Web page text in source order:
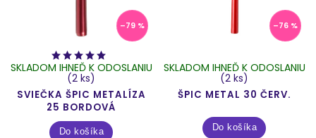
–79 %
SVIEČKA ŠPIC METALÍZA
25 BORDOVÁ
SKLADOM IHNEĎ K ODOSLANIU
(2 ks)
Do košíka
–76 %
ŠPIC METAL 30 ČERV.
SKLADOM IHNEĎ K ODOSLANIU
(2 ks)
Do košíka